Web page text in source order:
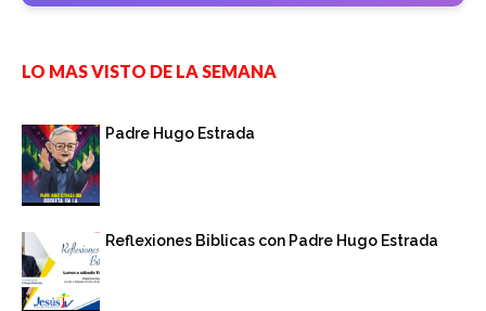
LO MAS VISTO DE LA SEMANA
Padre Hugo Estrada
Reflexiones Biblicas con Padre Hugo Estrada